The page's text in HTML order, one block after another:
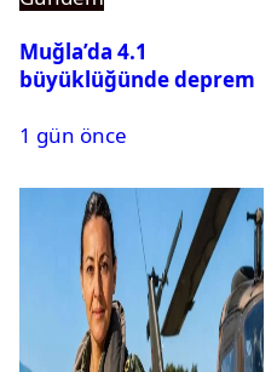
Muğla’da 4.1
büyüklüğünde deprem
1 gün önce